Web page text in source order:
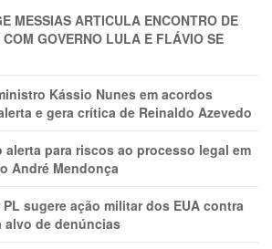
MESSIAS ARTICULA ENCONTRO DE
GOVERNO LULA E FLÁVIO SE
Kássio Nunes em acordos
e gera crítica de Reinaldo Azevedo
alerta para riscos ao processo legal em
André Mendonça
sugere ação militar dos EUA contra
alvo de denúncias